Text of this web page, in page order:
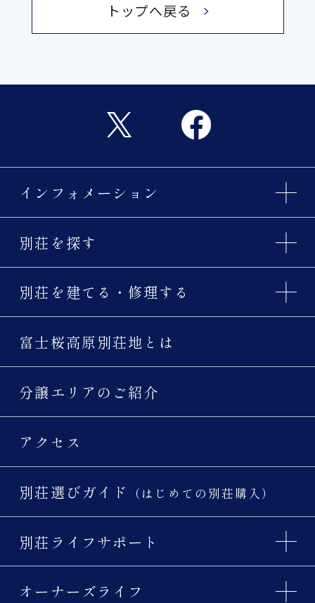
トップへ戻る
インフォメーション
別荘を探す
別荘を建てる・修理する
富士桜高原別荘地とは
分譲エリアのご紹介
アクセス
別荘選びガイド （はじめての別荘購入）
別荘ライフサポート
オーナーズライフ